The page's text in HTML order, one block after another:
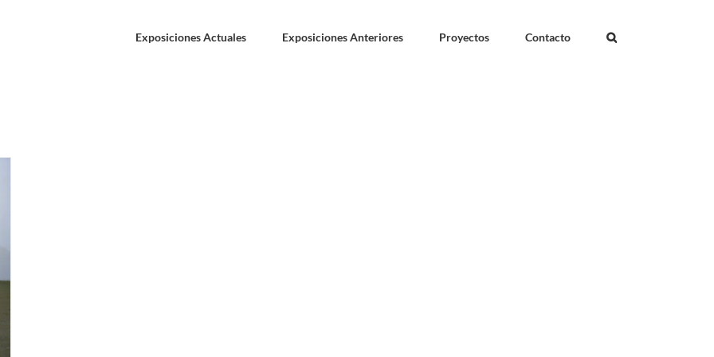
Exposiciones Actuales Exposiciones Anteriores Proyectos Contacto